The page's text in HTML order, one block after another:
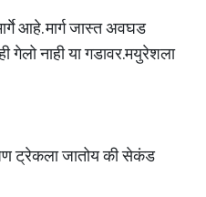
आहे. मार्ग जास्त अवघड
नाही या गडावर.मयुरेशला
ट्रेकला जातोय की सेकंड